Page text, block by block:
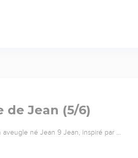
de Jean (5/6)
né Jean 9 Jean, inspiré par …